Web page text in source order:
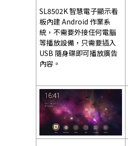
SL8502K 智慧電子顯示看
板內建 Android 作業系
統，不需要外接任何電腦
等播放設備，只需要插入
USB 隨身碟即可播放廣告
內容。